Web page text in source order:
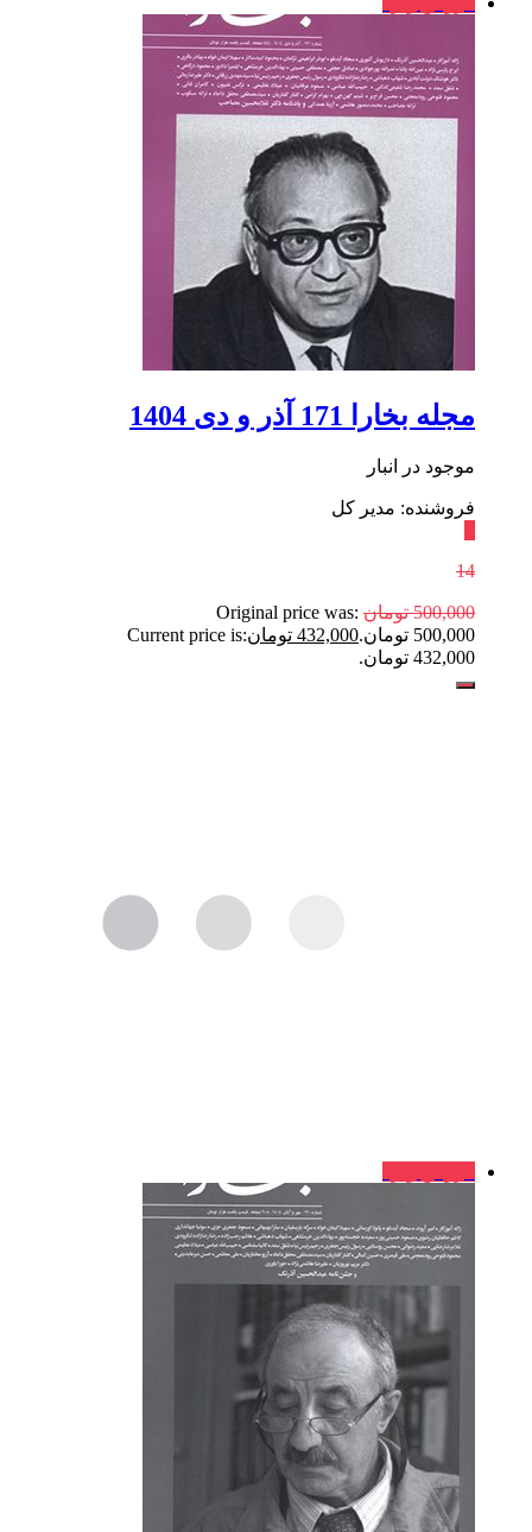
مجله بخارا 171 آذر ‌و دی 1404
موجود در انبار
فروشنده: مدیر کل
14
500,000 تومان Original price was:
500,000 تومان.
432,000 تومانCurrent price is:
432,000 تومان.